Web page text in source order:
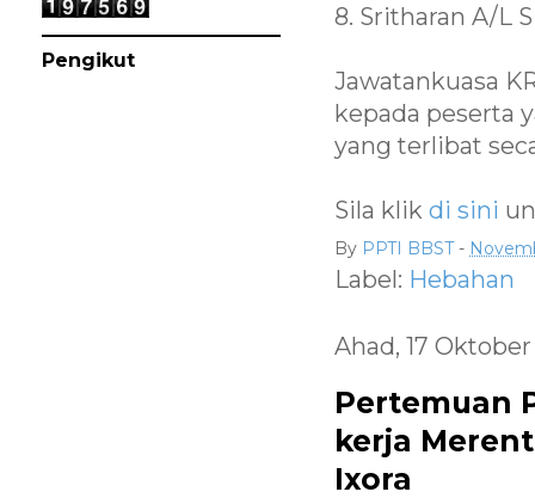
8. Sritharan A/L
Jawatankuasa
kepada peserta
yang terlibat
Sila klik di sini
By PPTI BBST -
Label: Hebahan
Ahad, 17
Pertemuan
kerja
Ixora
Pengikut